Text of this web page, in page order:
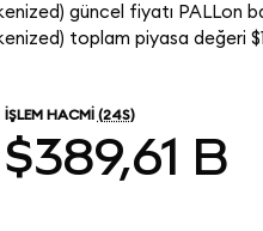
güncel fiyatı PALLon
toplam piyasa değeri
İŞLEM HACMI (24S)
$389,61 B